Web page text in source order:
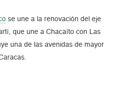
se une a la renovación del eje
que une a Chacaíto con Las
una de las avenidas de mayor